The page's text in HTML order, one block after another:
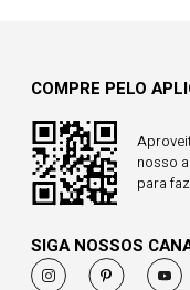
COMPRE PELO
nosso
para
SIGA NOSSOS